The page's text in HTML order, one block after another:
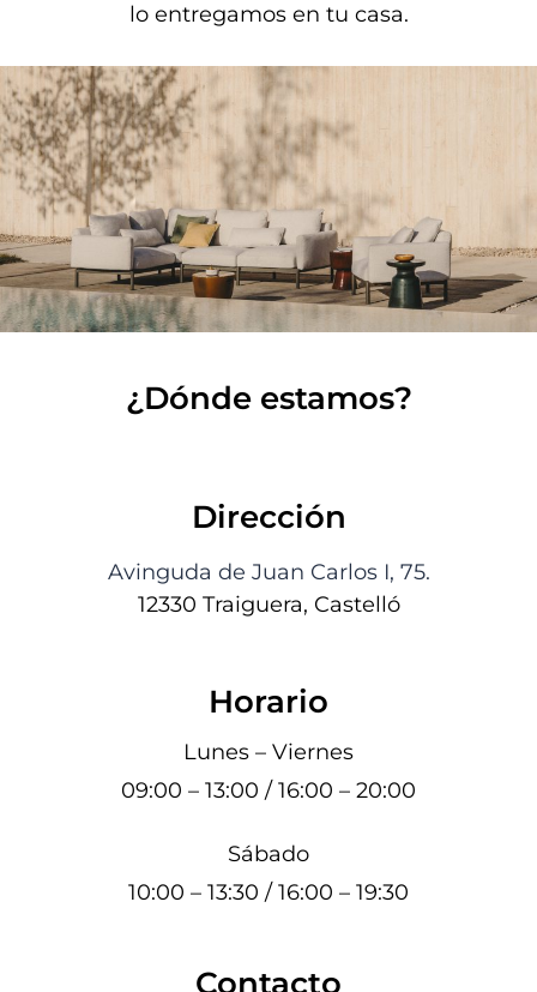
lo entregamos en tu casa.
¿Dónde estamos?
Dirección
Avinguda de Juan Carlos I, 75.
12330 Traiguera, Castelló
Horario
Lunes – Viernes
09:00 – 13:00 / 16:00 – 20:00
Sábado
10:00 – 13:30 / 16:00 – 19:30
Contacto